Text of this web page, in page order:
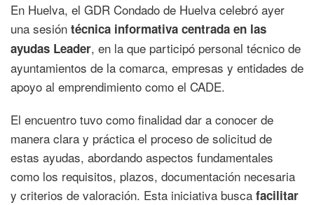
En Huelva, el GDR Condado de Huelva celebró ayer
una sesión técnica informativa centrada en las
ayudas Leader, en la que participó personal técnico de
ayuntamientos de la comarca, empresas y entidades de
apoyo al emprendimiento como el CADE.
El encuentro tuvo como finalidad dar a conocer de
manera clara y práctica el proceso de solicitud de
estas ayudas, abordando aspectos fundamentales
como los requisitos, plazos, documentación necesaria
y criterios de valoración. Esta iniciativa busca facilitar